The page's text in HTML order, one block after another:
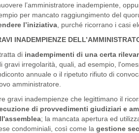
l’amministratore inadempiente,
per mancato raggiungimento del
l’iniziativa , purché ricorrano i casi
INADEMPIENZE
di inadempimenti di una certa
gravi irregolarità, quali, ad esempio,
annuale o il ripetuto rifiuto di
amministratore.
gravi inadempienze che legittimano il
di provvedimenti giudiziari e
; la mancata apertura ed
condominiali, così come la gestione